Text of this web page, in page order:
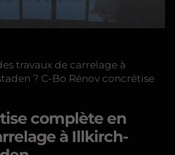
travaux de carrelage à
? C-Bo Rénov concrétise
complète en
à Illkirch-